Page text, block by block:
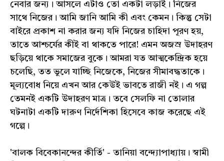
নেবার জন্য। আসলে এটাও তো একটা লড়াই। নিজের
সাথে নিজের। আমি জানি আমি কী এবং কেমন। কিন্তু সেটা
বাইরে প্রকাশ না করার জন্য যদি নিজের চাহিদা পূরণ হয়,
তাতে আশ্চর্যের কীই বা থাকতে পারে! এমন অজস্র উদাহরণ
ছড়িয়ে থাকে সমাজের বুকে। আমরা যত আত্মকেন্দ্রিক হয়ে
চলেছি, তত ভুলে যাচ্ছি নিজেকে, নিজের সীমাবদ্ধতাকে।
মূল্যবোধ নিয়ে এখন আর কেউই ভাবতে রাজী নই। এ গল্প
তেমনই একটি উদাহরণ মাত্র। তবে সেলফি না তোলার
ঘটনাটা একটি দারুণ নির্দেশিকা হিসেবে কাজ করেছে এই
গল্পে।
'বালক বিবেকানন্দের কীর্তি' - তানিয়া বন্দ্যোপাধ্যায়। স্বামী